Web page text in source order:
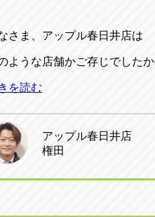
さま、アップル春日井店は
ような店舗かご存じでしたか
を読む
アップル春日井店
権田